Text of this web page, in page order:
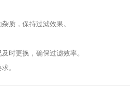
质，保持过滤效果。
时更换，确保过滤效率。
。